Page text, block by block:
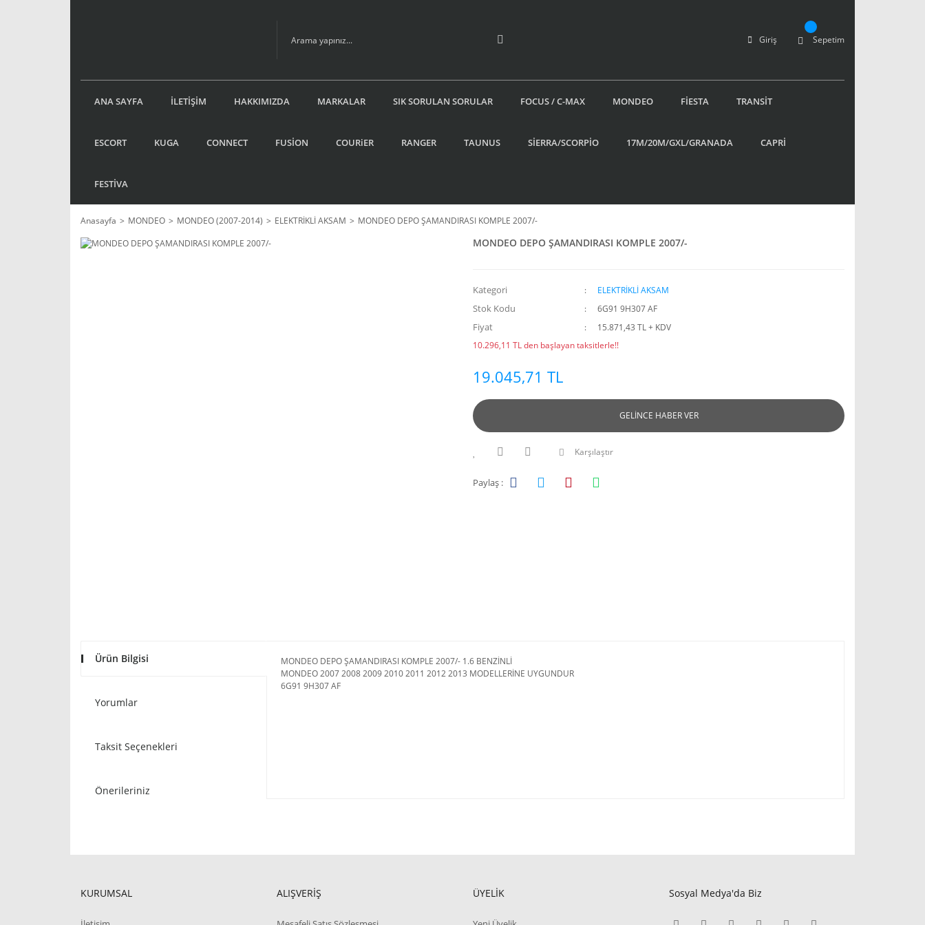
Giriş Sepetim
ANA SAYFA İLETİŞİM HAKKIMIZDA MARKALAR SIK SORULAN SORULAR FOCUS / C-MAX MONDEO FİESTA TRANSİT
ESCORT KUGA CONNECT FUSİON COURiER RANGER TAUNUS SİERRA/SCORPİO 17M/20M/GXL/GRANADA CAPRİ
FESTİVA
Anasayfa MONDEO MONDEO (2007-2014) ELEKTRİKLİ AKSAM MONDEO DEPO ŞAMANDIRASI KOMPLE 2007/-
MONDEO DEPO ŞAMANDIRASI KOMPLE 2007/-
Kategori ELEKTRİKLİ AKSAM
Stok Kodu 6G91 9H307 AF
Fiyat
15.871,43 TL + KDV
10.296,11 TL den başlayan taksitlerle!!
19.045,71 TL
GELİNCE HABER VER
Karşılaştır
Paylaş :
Ürün Bilgisi
Yorumlar
Taksit Seçenekleri
Önerileriniz
MONDEO DEPO ŞAMANDIRASI KOMPLE 2007/- 1.6 BENZİNLİ
MONDEO 2007 2008 2009 2010 2011 2012 2013 MODELLERİNE UYGUNDUR
6G91 9H307 AF
KURUMSAL ALIŞVERİŞ ÜYELİK Sosyal Medya'da Biz